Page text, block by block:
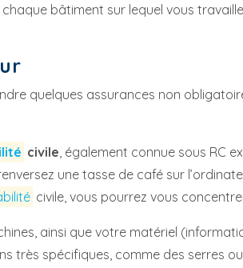
bâtiment sur lequel vous
quelques assurances non
civile, également connue sous RC
une tasse de café sur
civile, vous pourrez vous
ainsi que votre matériel
très spécifiques, comme des serres